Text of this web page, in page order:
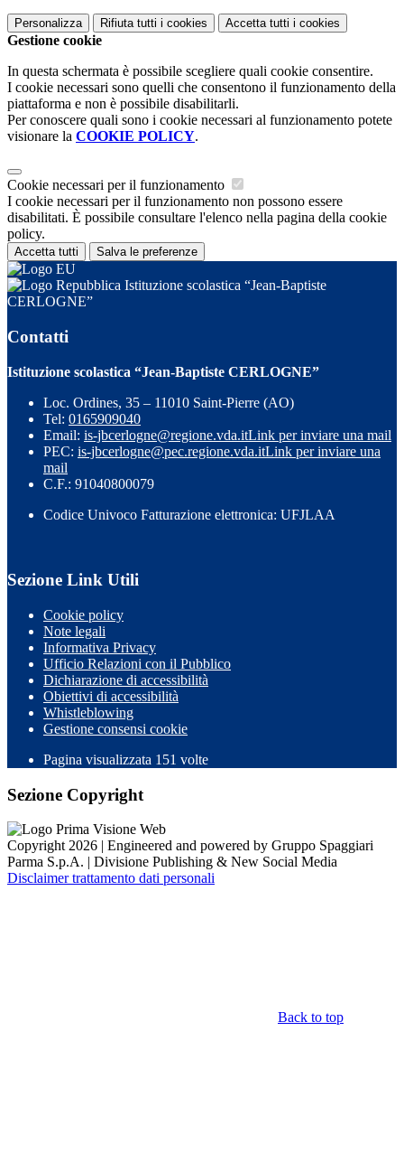
Personalizza Rifiuta tutti i cookies Accetta tutti i cookies
Gestione cookie
In questa schermata è possibile scegliere quali cookie consentire.
I cookie necessari sono quelli che consentono il funzionamento della
piattaforma e non è possibile disabilitarli.
Per conoscere quali sono i cookie necessari al funzionamento potete
visionare la COOKIE POLICY.
Cookie necessari per il funzionamento
I cookie necessari per il funzionamento non possono essere
disabilitati. È possibile consultare l'elenco nella pagina della cookie
policy.
Accetta tutti Salva le preferenze
Istituzione scolastica “Jean-Baptiste
CERLOGNE”
Contatti
Istituzione scolastica “Jean-Baptiste CERLOGNE”
Loc. Ordines, 35 – 11010 Saint-Pierre (AO)
Tel: 0165909040
Email: is-jbcerlogne@regione.vda.itLink per inviare una mail
PEC: is-jbcerlogne@pec.regione.vda.itLink per inviare una
mail
C.F.: 91040800079
Codice Univoco Fatturazione elettronica: UFJLAA
Sezione Link Utili
Cookie policy
Note legali
Informativa Privacy
Ufficio Relazioni con il Pubblico
Dichiarazione di accessibilità
Obiettivi di accessibilità
Whistleblowing
Gestione consensi cookie
Pagina visualizzata 151 volte
Sezione Copyright
Copyright 2026 | Engineered and powered by Gruppo Spaggiari
Parma S.p.A. | Divisione Publishing & New Social Media
Disclaimer trattamento dati personali
Back to top